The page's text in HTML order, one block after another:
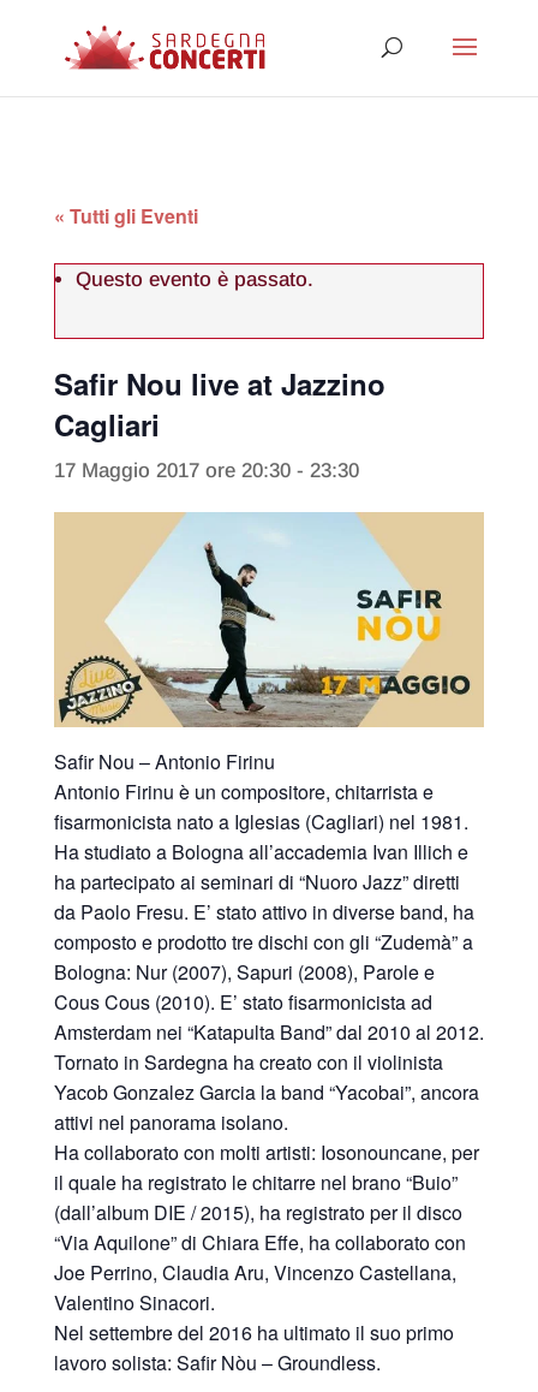
« Tutti gli Eventi
Questo evento è passato.
Safir Nou live at Jazzino
Cagliari
17 Maggio 2017 ore 20:30- 23:30
Safir Nou – Antonio Firinu
Antonio Firinu è un compositore, chitarrista e
fisarmonicista nato a Iglesias (Cagliari) nel 1981.
Ha studiato a Bologna all’accademia Ivan Illich e
ha partecipato ai seminari di “Nuoro Jazz” diretti
da Paolo Fresu. E’ stato attivo in diverse band, ha
composto e prodotto tre dischi con gli “Zudemà” a
Bologna: Nur (2007), Sapuri (2008), Parole e
Cous Cous (2010). E’ stato fisarmonicista ad
Amsterdam nei “Katapulta Band” dal 2010 al 2012.
Tornato in Sardegna ha creato con il violinista
Yacob Gonzalez Garcia la band “Yacobai”, ancora
attivi nel panorama isolano.
Ha collaborato con molti artisti: Iosonouncane, per
il quale ha registrato le chitarre nel brano “Buio”
(dall’album DIE / 2015), ha registrato per il disco
“Via Aquilone” di Chiara Effe, ha collaborato con
Joe Perrino, Claudia Aru, Vincenzo Castellana,
Valentino Sinacori.
Nel settembre del 2016 ha ultimato il suo primo
lavoro solista: Safir Nòu – Groundless.